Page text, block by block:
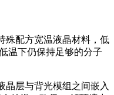
殊配方宽温液晶材料，低
温下仍保持足够的分子
晶层与背光模组之间嵌入